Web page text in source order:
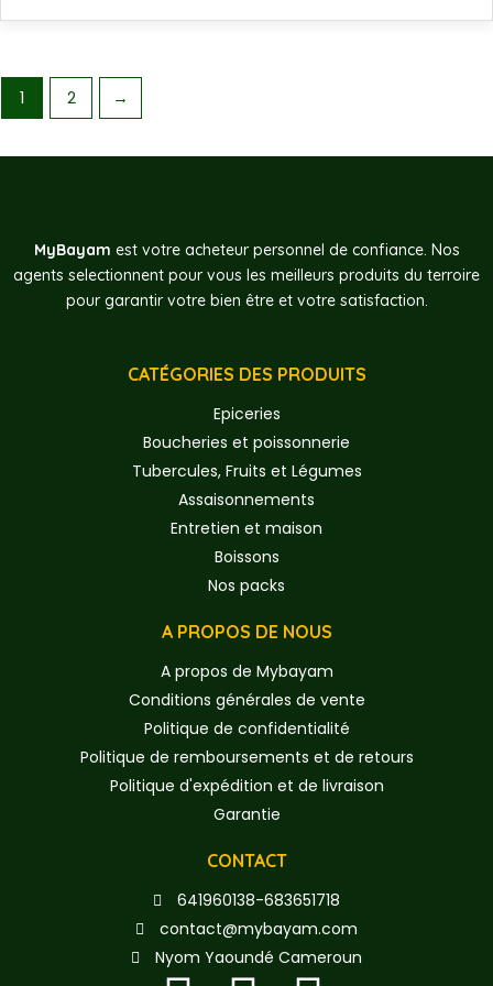
1 2 →
MyBayam est votre acheteur personnel de confiance. Nos
agents selectionnent pour vous les meilleurs produits du terroire
pour garantir votre bien être et votre satisfaction.
CATÉGORIES DES PRODUITS
Epiceries
Boucheries et poissonnerie
Tubercules, Fruits et Légumes
Assaisonnements
Entretien et maison
Boissons
Nos packs
A PROPOS DE NOUS
A propos de Mybayam
Conditions générales de vente
Politique de confidentialité
Politique de remboursements et de retours
Politique d'expédition et de livraison
Garantie
CONTACT
641960138-683651718
contact@mybayam.com
Nyom Yaoundé Cameroun